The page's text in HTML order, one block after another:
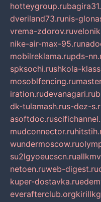
hotteygroup.ru
dveriland73.runis-
vrema-zdorov.ru
nike-air-max-95.ru
mobilreklama.rupds-
spksochi.rushkola-
mosoblfencing.ru
iration.rudevanagari.ru
dk-tulamash.rus-dez-
asoftdoc.ru
mudconnector.ru
wundermoscow.ru
su2lgyoeucscn.ru
netoen.ruweb-digest.ru
kuper-dostavka.ru
everafterclub.org